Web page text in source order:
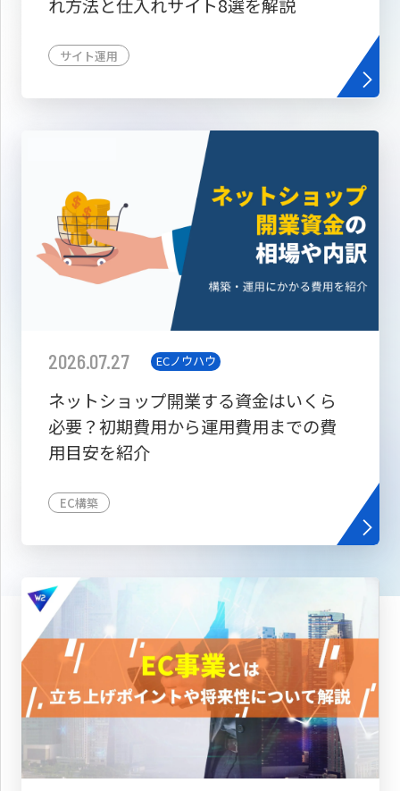
れ方法と仕入れサイト8選を解説
サイト運用
2026.07.27 ECノウハウ
ネットショップ開業する資金はいくら
必要？初期費用から運用費用までの費
用目安を紹介
EC構築